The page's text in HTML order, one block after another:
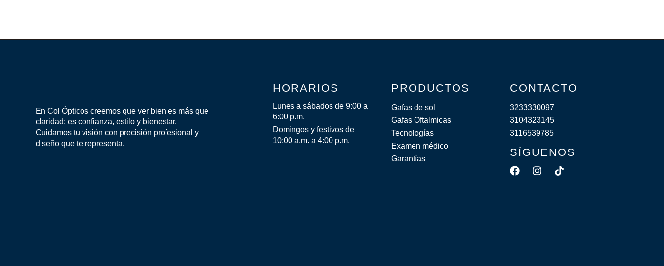
En Col Ópticos creemos que ver bien es más que
claridad: es confianza, estilo y bienestar.
Cuidamos tu visión con precisión profesional y
diseño que te representa.
HORARIOS
Lunes a sábados de 9:00 a
6:00 p.m.
Domingos y festivos de
10:00 a.m. a 4:00 p.m.
PRODUCTOS
Gafas de sol
Gafas Oftalmicas
Tecnologías
Examen médico
Garantías
CONTACTO
3233330097
3104323145
3116539785
SÍGUENOS